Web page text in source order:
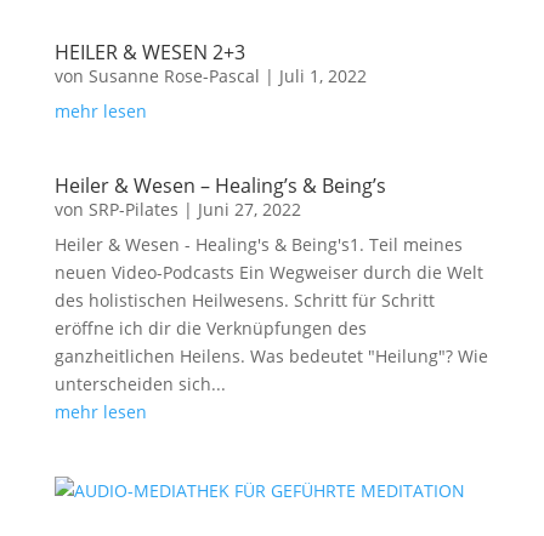
HEILER & WESEN 2+3
von Susanne Rose-Pascal | Juli 1, 2022
mehr lesen
Heiler & Wesen – Healing’s & Being’s
von SRP-Pilates | Juni 27, 2022
Heiler & Wesen - Healing's & Being's1. Teil meines
neuen Video-Podcasts Ein Wegweiser durch die Welt
des holistischen Heilwesens. Schritt für Schritt
eröffne ich dir die Verknüpfungen des
ganzheitlichen Heilens. Was bedeutet "Heilung"? Wie
unterscheiden sich...
mehr lesen